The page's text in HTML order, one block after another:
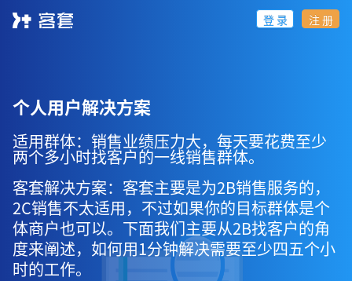
登 录 注 册
个人用户解决方案
适用群体：销售业绩压力大，每天要花费至少
两个多小时找客户的一线销售群体。
客套解决方案：客套主要是为2B销售服务的，
2C销售不太适用，不过如果你的目标群体是个
体商户也可以。下面我们主要从2B找客户的角
度来阐述，如何用1分钟解决需要至少四五个小
时的工作。